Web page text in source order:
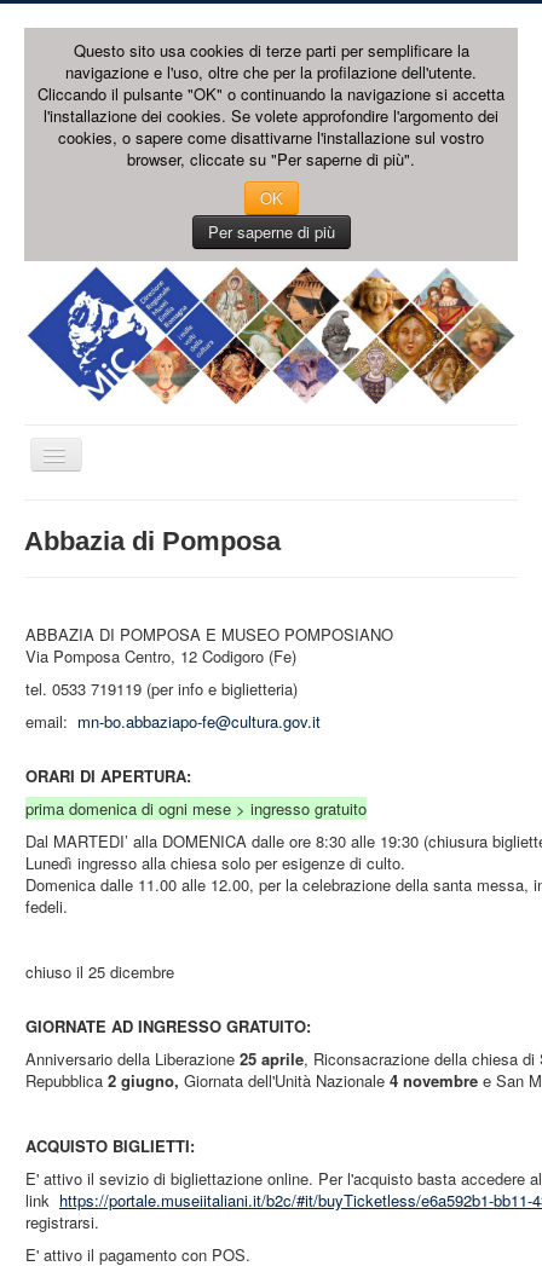
Questo sito usa cookies di terze parti per semplificare la
navigazione e l'uso, oltre che per la profilazione dell'utente.
Cliccando il pulsante "OK" o continuando la navigazione si accetta
l'installazione dei cookies. Se volete approfondire l'argomento dei
cookies, o sapere come disattivarne l'installazione sul vostro
browser, cliccate su "Per saperne di più".
OK
Per saperne di più
Cambia
navigazione
STRUTTURA
MUSEI
EVENTI
Abbazia di Pomposa
ABBAZIA DI POMPOSA E MUSEO POMPOSIANO
Via Pomposa Centro, 12 Codigoro (Fe)
tel. 0533 719119 (per info e biglietteria)
email: mn-bo.abbaziapo-fe@cultura.gov.it
ORARI DI APERTURA:
prima domenica di ogni mese > ingresso gratuito
Dal MARTEDI’ alla DOMENICA dalle ore 8:30 alle 19:30 (chiusura
Lunedì ingresso alla chiesa solo per esigenze di culto.
Domenica dalle 11.00 alle 12.00, per la celebrazione della santa messa,
fedeli.
chiuso il 25 dicembre
GIORNATE AD INGRESSO GRATUITO:
Anniversario della Liberazione 25 aprile, Riconsacrazione della chiesa
Repubblica 2 giugno, Giornata dell'Unità Nazionale 4 novembre e San
ACQUISTO BIGLIETTI:
E' attivo il sevizio di bigliettazione online. Per l'acquisto basta accedere
link https://portale.museiitaliani.it/b2c/#it/buyTicketless/e6a592b1-bb11-
registrarsi.
E' attivo il pagamento con POS.